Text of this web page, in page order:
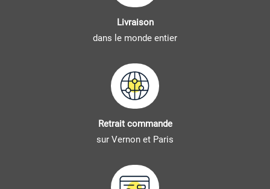
Livraison
dans le monde entier
Retrait commande
sur Vernon et Paris